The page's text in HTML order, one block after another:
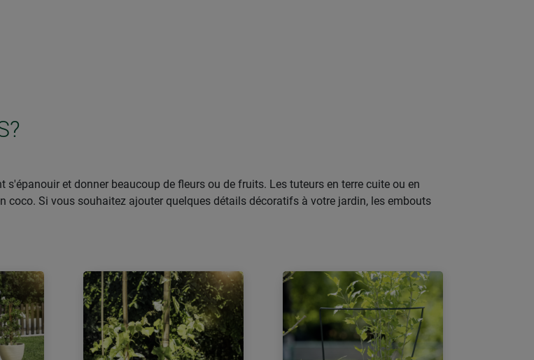
et donner beaucoup de fleurs ou de fruits. Les tuteurs en terre cuite ou en
Si vous souhaitez ajouter quelques détails décoratifs à votre jardin, les embouts